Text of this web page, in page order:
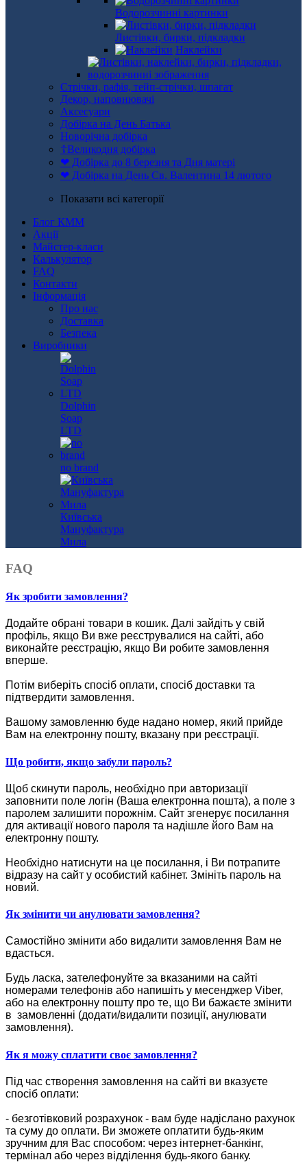
Водорозчинні картинки
Листівки, бирки, підкладки
Наклейки
Стрічки, рафія, тейп-стрічки, шпагат
Декор, наповнювачі
Аксесуари
Добірка на День Батька
Новорічна добірка
☦Великодня добірка
❤ Добірка до 8 березня та Дня матері
❤ Добірка на День Св. Валентина 14 лютого
Показати всі категорії
Блог КММ
Акції
Майстер-класи
Калькулятор
FAQ
Контакти
Інформація
Про нас
Доставка
Безпека
Виробники
Dolphin
Soap
LTD
no brand
Київська
Мануфактура
Мила
FAQ
Як зробити замовлення?
Додайте обрані товари в кошик. Далі зайдіть у свій
профіль, якщо Ви вже реєструвалися на сайті, або
виконайте реєстрацію, якщо Ви робите замовлення
вперше.
Потім виберіть спосіб оплати, спосіб доставки та
підтвердити замовлення.
Вашому замовленню буде надано номер, який прийде
Вам на електронну пошту, вказану при реєстрації.
Що робити, якщо забули пароль?
Щоб скинути пароль, необхідно при авторизації
заповнити поле логін (Ваша електронна пошта), а поле з
паролем залишити порожнім. Сайт згенерує посилання
для активації нового пароля та надішле його Вам на
електронну пошту.
Необхідно натиснути на це посилання, і Ви потрапите
відразу на сайт у особистий кабінет. Змініть пароль на
новий.
Як змінити чи анулювати замовлення?
Самостійно змінити або видалити замовлення Вам не
вдасться.
Будь ласка, зателефонуйте за вказаними на сайті
номерами телефонів або напишіть у месенджер Viber,
або на електронну пошту про те, що Ви бажаєте змінити
в замовленні (додати/видалити позиції, анулювати
замовлення).
Як я можу сплатити своє замовлення?
Під час створення замовлення на сайті ви вказуєте
спосіб оплати:
- безготівковий розрахунок - вам буде надіслано рахунок
та суму до оплати. Ви зможете оплатити будь-яким
зручним для Вас способом: через інтернет-банкінг,
термінал або через відділення будь-якого банку.